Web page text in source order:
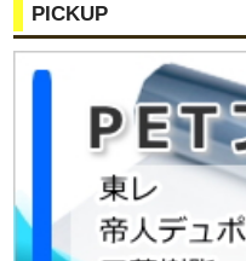
PICKUP